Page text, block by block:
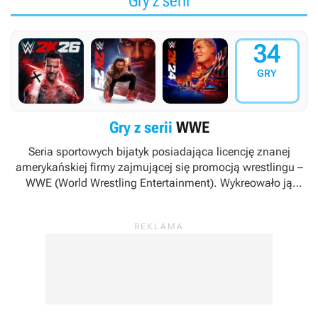
34
GRY
Gry z serii WWE
Seria sportowych bijatyk posiadająca licencję znanej
amerykańskiej firmy zajmującej się promocją wrestlingu –
WWE (World Wrestling Entertainment). Wykreowało ją
firmy Take-Two Interactive, a o jej rozwój dbają